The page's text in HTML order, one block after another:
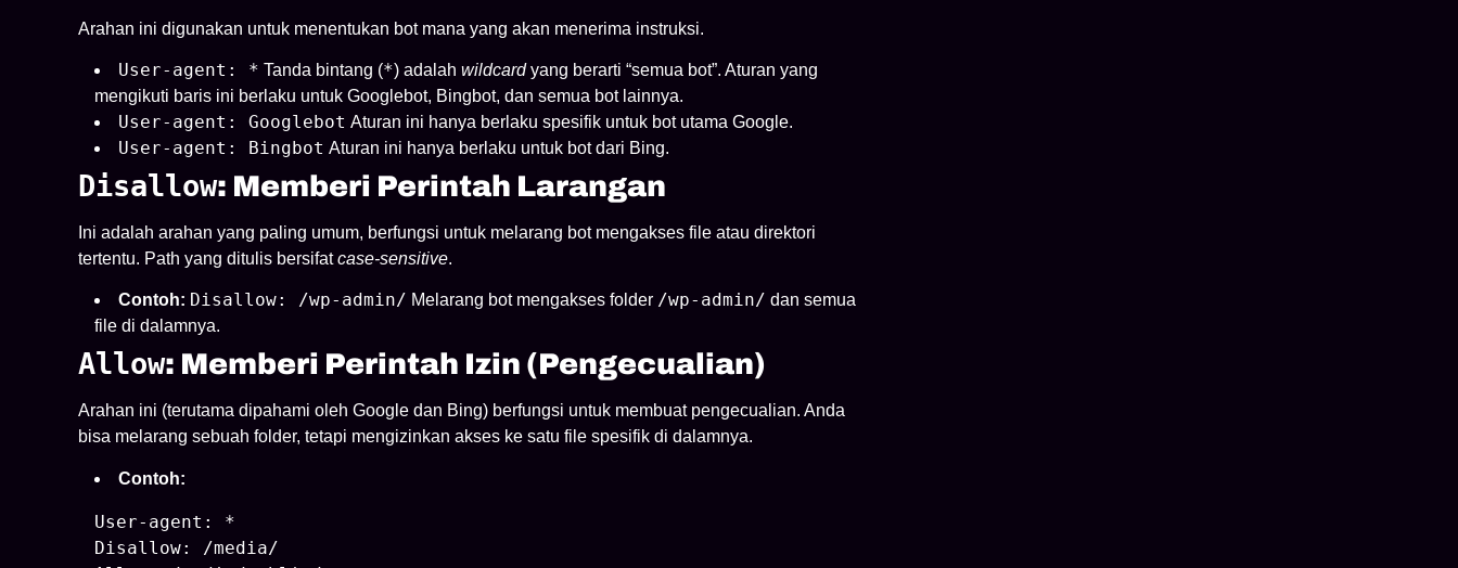
Arahan ini digunakan untuk menentukan bot mana yang akan menerima instruksi.
User-agent: * Tanda bintang (*) adalah wildcardyang berarti “semua bot”. Aturan yang
mengikuti baris ini berlaku untuk Googlebot, Bingbot, dan semua bot lainnya.
User-agent: Googlebot Aturan ini hanya berlaku spesifik untuk bot utama Google.
User-agent: Bingbot Aturan ini hanya berlaku untuk bot dari Bing.
Disallow: Memberi Perintah Larangan
Ini adalah arahan yang paling umum, berfungsi untuk melarang bot mengakses file atau direktori
tertentu. Path yang ditulis bersifatcase-sensitive.
Contoh: Disallow: /wp-admin/ Melarang bot mengakses folder /wp-admin/ dan semua
file di dalamnya.
Allow: Memberi Perintah Izin (Pengecualian)
Arahan ini (terutama dipahami oleh Google dan Bing) berfungsi untuk membuat pengecualian. Anda
bisa melarang sebuah folder, tetapi mengizinkan akses ke satu file spesifik di dalamnya.
Contoh:
User-agent: *
Disallow: /media/